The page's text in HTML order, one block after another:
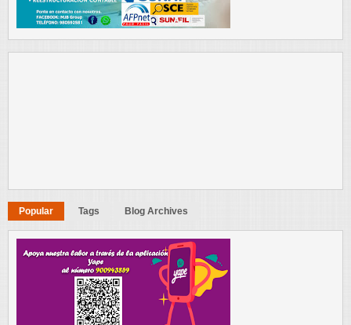
Popular Tags Blog Archives